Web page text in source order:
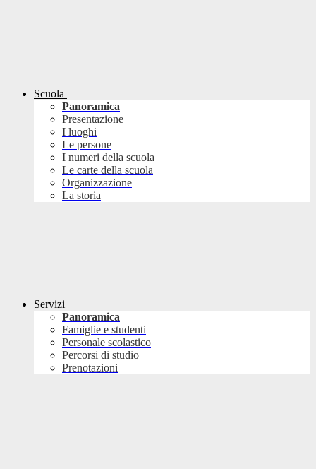
Scuola
Panoramica
Presentazione
I luoghi
Le persone
I numeri della scuola
Le carte della scuola
Organizzazione
La storia
Servizi
Panoramica
Famiglie e studenti
Personale scolastico
Percorsi di studio
Prenotazioni